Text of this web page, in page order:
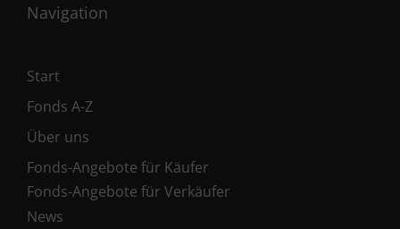
Navigation
Start
Fonds A-Z
Über uns
Fonds-Angebote für Käufer
Fonds-Angebote für Verkäufer
News